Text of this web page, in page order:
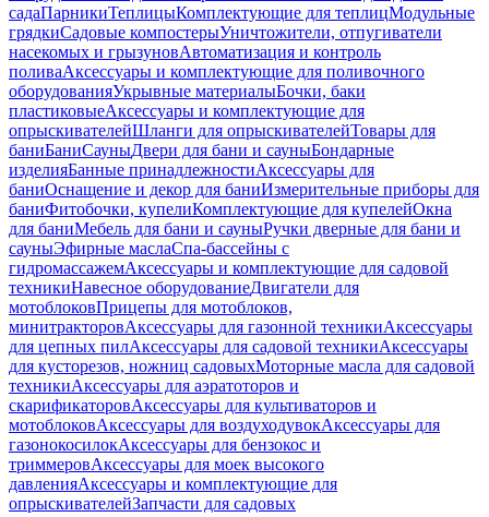
садаПарникиТеплицыКомплектующие для теплицМодульные
грядкиСадовые компостерыУничтожители, отпугиватели
насекомых и грызуновАвтоматизация и контроль
поливаАксессуары и комплектующие для поливочного
оборудованияУкрывные материалыБочки, баки
пластиковыеАксессуары и комплектующие для
опрыскивателейШланги для опрыскивателейТовары для
баниБаниСауныДвери для бани и сауныБондарные
изделияБанные принадлежностиАксессуары для
баниОснащение и декор для баниИзмерительные приборы для
баниФитобочки, купелиКомплектующие для купелейОкна
для баниМебель для бани и сауныРучки дверные для бани и
сауныЭфирные маслаСпа-бассейны с
гидромассажемАксессуары и комплектующие для садовой
техникиНавесное оборудованиеДвигатели для
мотоблоковПрицепы для мотоблоков,
минитракторовАксессуары для газонной техникиАксессуары
для цепных пилАксессуары для садовой техникиАксессуары
для кусторезов, ножниц садовыхМоторные масла для садовой
техникиАксессуары для аэратоторов и
скарификаторовАксессуары для культиваторов и
мотоблоковАксессуары для воздуходувокАксессуары для
газонокосилокАксессуары для бензокос и
триммеровАксессуары для моек высокого
давленияАксессуары и комплектующие для
опрыскивателейЗапчасти для садовых